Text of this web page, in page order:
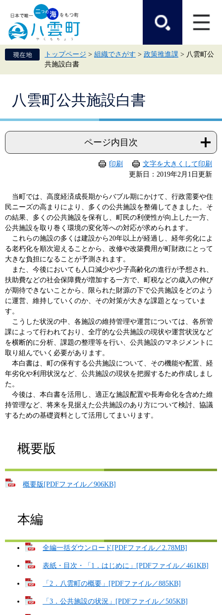
頭
で
飛
ば
て
トップページ > 組織でさがす > 政策推進課 > 八雲町公
共施設白書
八雲町公共施設白書
ページ内目次
印刷
文字を大きくして印刷
更新日：2019年2月1日更新
当町では、高度経済成長期からバブル期にかけて、行政需要や住
民ニーズの高まりにより、多くの公共施設を整備してきました。そ
の結果、多くの公共施設を保有し、町民の利便性が向上した一方、
公共施設を取り巻く環境の変化等への対応が求められます。
これらの施設の多くは建設から20年以上が経過し、経年劣化によ
る老朽化を順次迎えることから、改修や改築費用が町財政にとって
大きな負担になることが予測されます。
また、今後においても人口減少や少子高齢化の進行が予想され、
扶助費などの社会保障費が増加する一方で、町税などの歳入の伸び
が期待できないことから、限られた財源の下で公共施設をどのよう
に運営、維持していくのか、その対策が大きな課題となっていま
す。
こうした状況の中、各施設の維持管理や運営については、各所管
課によって行われており、全庁的な公共施設の現状や運営状況など
を横断的に分析、課題の整理等を行い、公共施設のマネジメントに
取り組んでいく必要があります。
本白書は、町の保有する公共施設について、その機能や配置、経
年劣化や利用状況など、公共施設の現状を把握するため作成しまし
た。
今後は、本白書を活用し、適正な施設配置や長寿命化を含めた維
持管理など、将来を見据えた公共施設のあり方について検討、協議
するための基礎資料として活用してまいります。
概要版
概要版[PDFファイル／906KB]
本編
全編一括ダウンロード[PDFファイル／2.78MB]
表紙・目次・「1．はじめに」[PDFファイル／461KB]
「2．八雲町の概要」[PDFファイル／885KB]
「3．公共施設の状況」[PDFファイル／505KB]